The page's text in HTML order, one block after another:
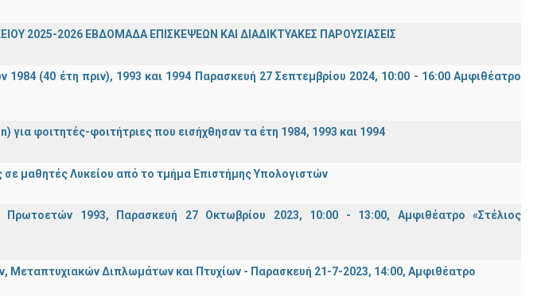
2025-2026 ΕΒΔΟΜΑΔΑ ΕΠΙΣΚΕΨΕΩΝ ΚΑΙ ΔΙΑΔΙΚΤΥΑΚΕΣ ΠΑΡΟΥΣΙΑΣΕΙΣ
(40 έτη πριν), 1993 και 1994 Παρασκευή 27 Σεπτεμβρίου 2024, 10:00 - 16:00 Αμφιθέατρο
για φοιτητές-φοιτήτριες που εισήχθησαν τα έτη 1984, 1993 και 1994
σε μαθητές Λυκείου από το τμήμα Επιστήμης Υπολογιστών
1993, Παρασκευή 27 Οκτωβρίου 2023, 10:00 - 13:00, Αμφιθέατρο «Στέλιος
Μεταπτυχιακών Διπλωμάτων και Πτυχίων - Παρασκευή 21-7-2023, 14:00, Αμφιθέατρο